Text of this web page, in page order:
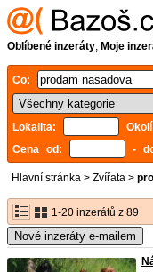
Oblíbené inzeráty, Moje
Co:
Lokalita:
Cena od:
-
Hlavní stránka > Zvířata >
1-20 inzerátů z 89
Nové inzeráty e-mailem